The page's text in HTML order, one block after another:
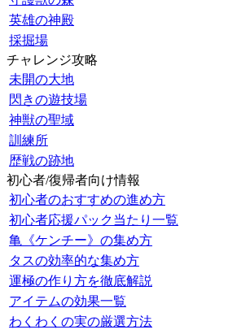
英雄の神殿
採掘場
チャレンジ攻略
未開の大地
閃きの遊技場
神獣の聖域
訓練所
歴戦の跡地
初心者/復帰者向け情報
初心者のおすすめの進め方
初心者応援パック当たり一覧
亀《ケンチー》の集め方
タスの効率的な集め方
運極の作り方を徹底解説
アイテムの効果一覧
わくわくの実の厳選方法